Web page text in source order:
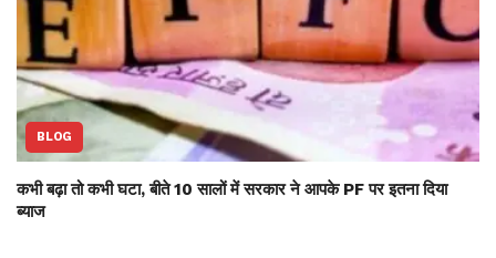
BLOG
कभी बढ़ा तो कभी घटा, बीते 10 सालों में सरकार ने आपके PF पर इतना दिया
ब्याज